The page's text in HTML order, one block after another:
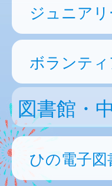
ジュニア
ボランテ
図書館・
ひの電子図